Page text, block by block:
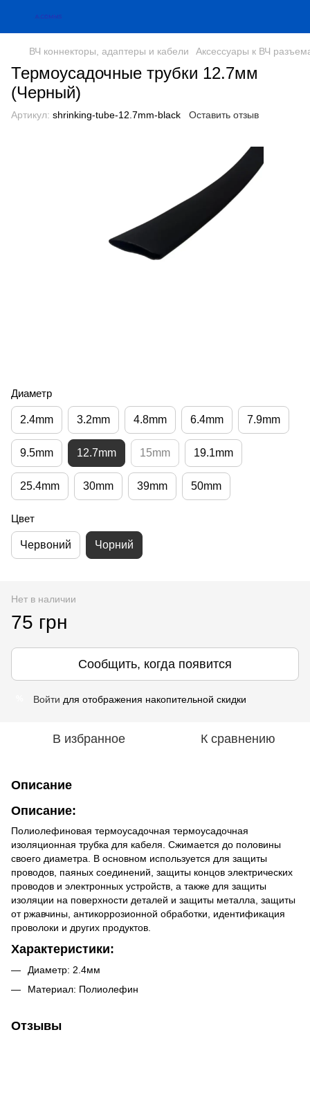
ВЧ коннекторы, адаптеры и кабели Аксессуары к ВЧ
Термоусадочные трубки 12.7мм
(Черный)
Артикул: shrinking-tube-12.7mm-black Оставить отзыв
Диаметр
2.4mm 3.2mm 4.8mm 6.4mm 7.9mm
9.5mm 12.7mm 15mm 19.1mm
25.4mm 30mm 39mm 50mm
Цвет
Червоний Чорний
Нет в наличии
75 грн
Сообщить, когда появится
Войти для отображения накопительной скидки
В избранное К сравнению
Описание
Описание:
Полиолефиновая термоусадочная термоусадочная
изоляционная трубка для кабеля. Сжимается до половины
своего диаметра. В основном используется для защиты
проводов, паяных соединений, защиты концов электрических
проводов и электронных устройств, а также для защиты
изоляции на поверхности деталей и защиты металла, защиты
от ржавчины, антикоррозионной обработки, идентификация
проволоки и других продуктов.
Характеристики:
Диаметр: 2.4мм
Материал: Полиолефин
Отзывы